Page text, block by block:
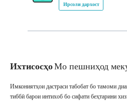
Ирсоли дархост
ИхтисосҳоМо пешниҳод
Имкониятҳои дастраси табобат бо тамоми
тиббӣ барои интихоб бо сифати беҳтарини